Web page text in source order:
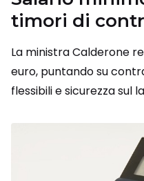
timori di
La ministra Calderone
euro, puntando su
flessibili e sicurezza sul